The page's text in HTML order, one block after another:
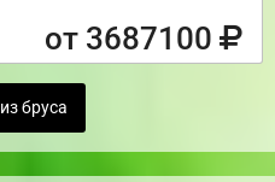
от 3687100
бруса